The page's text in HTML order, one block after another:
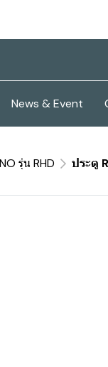
News & Event
รุ่น RHD ประตู